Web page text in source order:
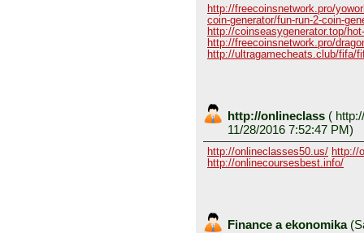
http://freecoinsnetwork.pro/
coin-generator/fun-run-2-coin-
http://coinseasygenerator.top/
http://freecoinsnetwork.pro/
http://ultragamecheats.club/fifa/
http://onlineclass (
11/28/2016 7:52:47 PM)
http://onlineclasses50.us/ http://
http://onlinecoursesbest.info/
Finance a ekonomika (